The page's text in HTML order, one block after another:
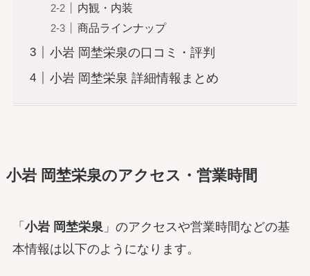
内観・内装
商品ラインナップ
小岩 岡埜栄泉の口コミ・評判
小岩 岡埜栄泉 詳細情報まとめ
小岩 岡埜栄泉のアクセス・営業時間
「 小岩 岡埜栄泉 」のアクセスや営業時間などの基
本情報は以下のようになります。